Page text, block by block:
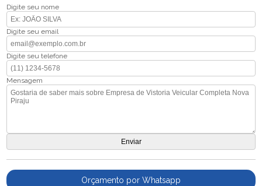
Digite seu nome
Digite seu email
Digite seu telefone
Mensagem
Orçamento por Whatsapp